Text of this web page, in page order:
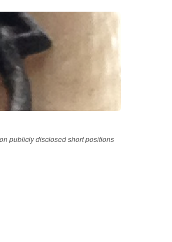
publicly disclosed short positions